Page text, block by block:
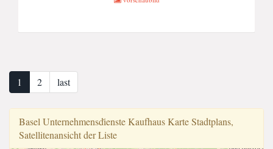
1 2 last
Basel Unternehmensdi̇enste Kaufhaus Karte Stadtplans,
Satellitenansicht der Liste